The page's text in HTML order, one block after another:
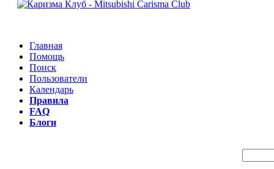
Главная
Помощь
Поиск
Пользователи
Календарь
Правила
FAQ
Блоги